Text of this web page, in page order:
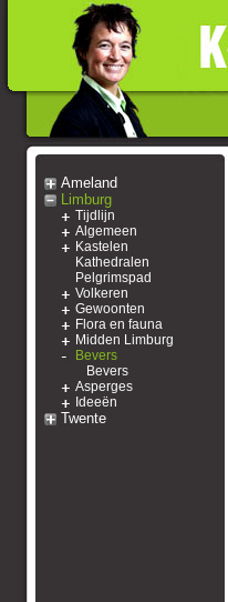
Ameland
Limburg
Tijdlijn
Algemeen
Kastelen
Kathedralen
Pelgrimspad
Volkeren
Gewoonten
Flora en fauna
Midden Limburg
Bevers
Bevers
Asperges
Ideeën
Twente